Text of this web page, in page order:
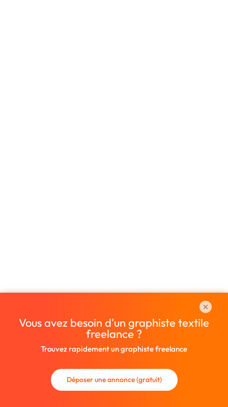
Vous avez besoin d'un graphiste textile
freelance ?
Trouvez rapidement un graphiste freelance
Déposer une annonce (gratuit)